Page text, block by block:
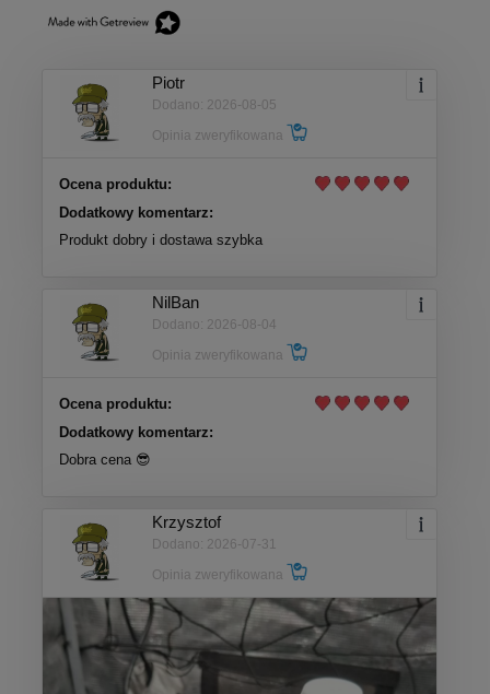
Piotr
Dodano: 2026-08-05
Opinia zweryfikowana
Ocena produktu:
Dodatkowy komentarz:
Produkt dobry i dostawa szybka
NilBan
Dodano: 2026-08-04
Opinia zweryfikowana
Ocena produktu:
Dodatkowy komentarz:
Dobra cena 😎
Krzysztof
Dodano: 2026-07-31
Opinia zweryfikowana